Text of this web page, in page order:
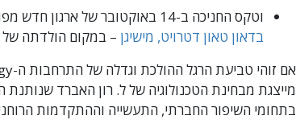
וטקס החניכה ב-14 באוקטובר של ארגון חדש מפואר שמשתרע על 5,100 מטרים רבועים
בדאון טאון דטרויט, מישיגן – במקום הולדתה של
מייצגת מבחינת הטכנולוגיה של ל. רון האברד
בתחומי השיפור החברתי, התעשייה וההתקדמות